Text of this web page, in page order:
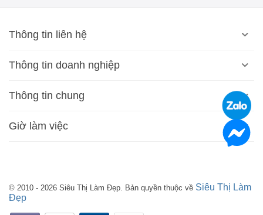
Thông tin liên hệ
Thông tin doanh nghiệp
Thông tin chung
Giờ làm việc
© 2010 - 2026 Siêu Thị Làm Đẹp. Bản quyền thuộc về Siêu Thị Làm
Đẹp